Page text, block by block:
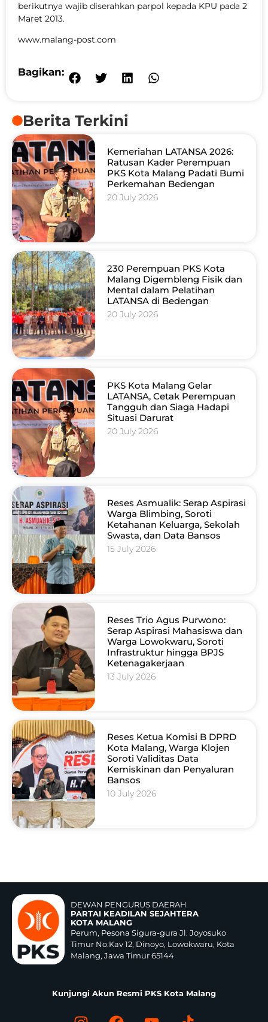
berikutnya wajib diserahkan parpol kepada KPU pada 2
Maret 2013.
www.malang-post.com
Bagikan:
Berita Terkini
Kemeriahan LATANSA 2026:
Ratusan Kader Perempuan
PKS Kota Malang Padati Bumi
Perkemahan Bedengan
20 July 2026
230 Perempuan PKS Kota
Malang Digembleng Fisik dan
Mental dalam Pelatihan
LATANSA di Bedengan
20 July 2026
PKS Kota Malang Gelar
LATANSA, Cetak Perempuan
Tangguh dan Siaga Hadapi
Situasi Darurat
20 July 2026
Reses Asmualik: Serap Aspirasi
Warga Blimbing, Soroti
Ketahanan Keluarga, Sekolah
Swasta, dan Data Bansos
15 July 2026
Reses Trio Agus Purwono:
Serap Aspirasi Mahasiswa dan
Warga Lowokwaru, Soroti
Infrastruktur hingga BPJS
Ketenagakerjaan
13 July 2026
Reses Ketua Komisi B DPRD
Kota Malang, Warga Klojen
Soroti Validitas Data
Kemiskinan dan Penyaluran
Bansos
10 July 2026
DEWAN PENGURUS DAERAH
PARTAI KEADILAN SEJAHTERA
KOTA MALANG
Perum, Pesona Sigura-gura Jl. Joyosuko
Timur No.Kav 12, Dinoyo, Lowokwaru, Kota
Malang, Jawa Timur 65144
Kunjungi Akun Resmi PKS Kota Malang